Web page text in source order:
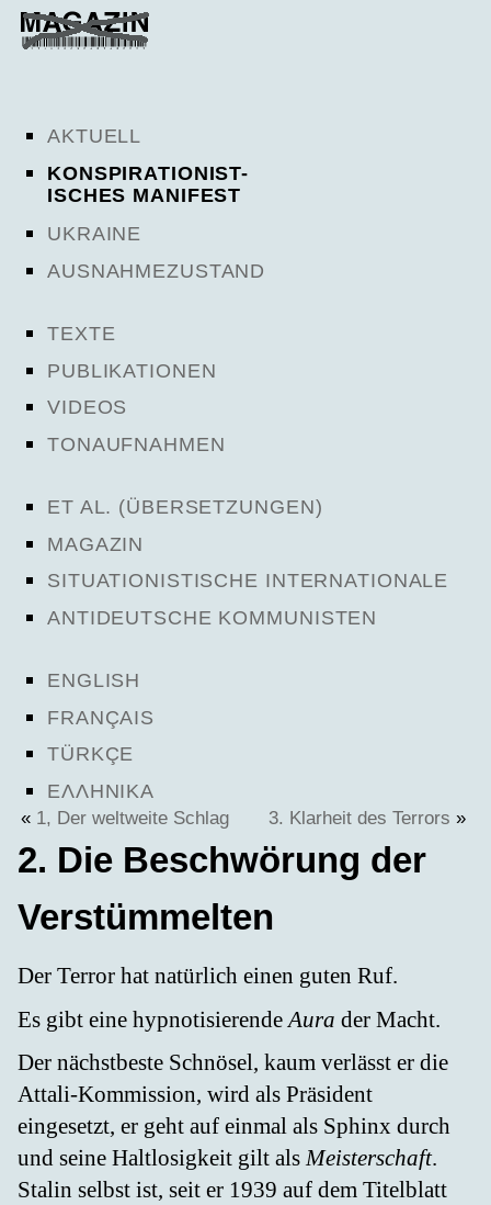
AKTUELL
KONSPIRATIONIST-
ISCHES MANIFEST
UKRAINE
AUSNAHMEZUSTAND
TEXTE
PUBLIKATIONEN
VIDEOS
TONAUFNAHMEN
ET AL. (ÜBERSETZUNGEN)
MAGAZIN
SITUATIONISTISCHE INTERNATIONALE
ANTIDEUTSCHE KOMMUNISTEN
ENGLISH
FRANÇAIS
TÜRKÇE
ΕΛΛΗΝΙΚΑ
« 1, Der weltweite Schlag 3. Klarheit des Terrors »
2. Die Beschwörung der
Verstümmelten
Der Terror hat natürlich einen guten Ruf.
Es gibt eine hypnotisierende Aura der Macht.
Der nächstbeste Schnösel, kaum verlässt er die
Attali-Kommission, wird als Präsident
eingesetzt, er geht auf einmal als Sphinx durch
und seine Haltlosigkeit gilt alsMeisterschaft.
Stalin selbst ist, seit er 1939 auf dem Titelblatt